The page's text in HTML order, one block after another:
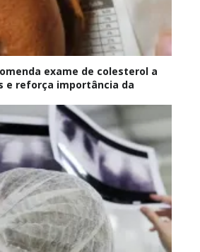
exame de colesterol a
e reforça importância da